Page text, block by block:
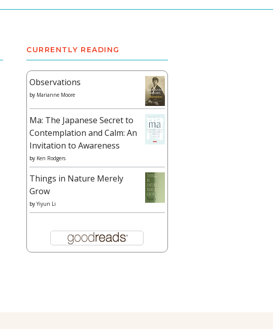
CURRENTLY READING
Observations
by Marianne Moore
Ma: The Japanese Secret to
Contemplation and Calm: An
Invitation to Awareness
by Ken Rodgers
Things in Nature Merely
Grow
by Yiyun Li